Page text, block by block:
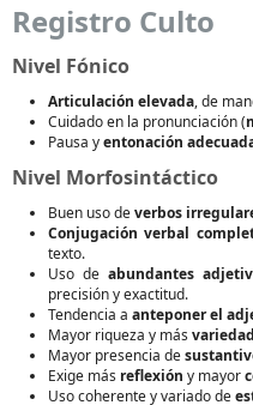
Registro Culto
Nivel Fónico
Articulación elevada, de
Cuidado en la pronunciación (
Pausa yentonación
Nivel Morfosintáctico
Buen uso deverbos
Conjugación verbal
texto.
Uso de abundantes
precisión y exactitud.
Tendencia a anteponer el
Mayor riqueza y más
Mayor presencia de
Exige más reflexión y mayor
Uso coherente y variado de